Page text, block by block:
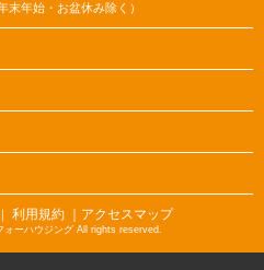
末年始・お盆休み除く）
｜ 利用規約 ｜アクセスマップ
ォーハウジング All rights reserved.